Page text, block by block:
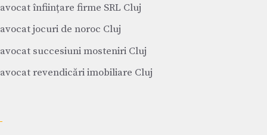
avocat înființare firme SRL Cluj
avocat jocuri de noroc Cluj
avocat succesiuni mosteniri Cluj
avocat revendicări imobiliare Cluj